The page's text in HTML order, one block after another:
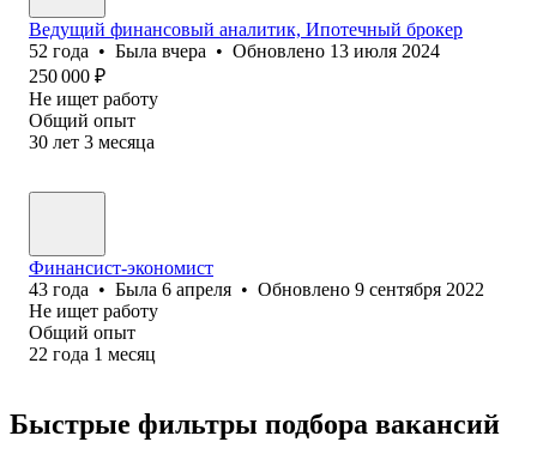
Ведущий финансовый аналитик, Ипотечный брокер
52 года • Была вчера • Обновлено 13 июля 2024
250 000 ₽
Не ищет работу
Общий опыт
30 лет 3 месяца
Финансист-экономист
43 года • Была 6 апреля • Обновлено 9 сентября 2022
Не ищет работу
Общий опыт
22 года 1 месяц
Быстрые фильтры подбора вакансий